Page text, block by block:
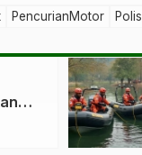
PencurianMotor